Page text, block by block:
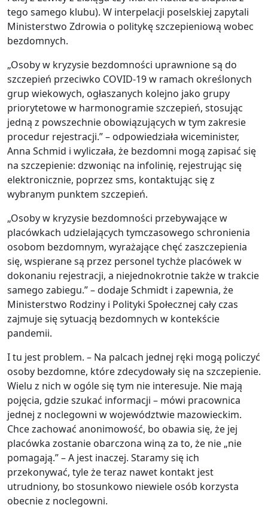
tego samego klubu). W interpelacji poselskiej zapytali
Ministerstwo Zdrowia o politykę szczepieniową wobec
bezdomnych.
„Osoby w kryzysie bezdomności uprawnione są do
szczepień przeciwko COVID-19 w ramach określonych
grup wiekowych, ogłaszanych kolejno jako grupy
priorytetowe w harmonogramie szczepień, stosując
jedną z powszechnie obowiązujących w tym zakresie
procedur rejestracji.” – odpowiedziała wiceminister,
Anna Schmid i wyliczała, że bezdomni mogą zapisać się
na szczepienie: dzwoniąc na infolinię, rejestrując się
elektronicznie, poprzez sms, kontaktując się z
wybranym punktem szczepień.
„Osoby w kryzysie bezdomności przebywające w
placówkach udzielających tymczasowego schronienia
osobom bezdomnym, wyrażające chęć zaszczepienia
się, wspierane są przez personel tychże placówek w
dokonaniu rejestracji, a niejednokrotnie także w trakcie
samego zabiegu.” – dodaje Schmidt i zapewnia, że
Ministerstwo Rodziny i Polityki Społecznej cały czas
zajmuje się sytuacją bezdomnych w kontekście
pandemii.
I tu jest problem. – Na palcach jednej ręki mogą policzyć
osoby bezdomne, które zdecydowały się na szczepienie.
Wielu z nich w ogóle się tym nie interesuje. Nie mają
pojęcia, gdzie szukać informacji – mówi pracownica
jednej z noclegowni w województwie mazowieckim.
Chce zachować anonimowość, bo obawia się, że jej
placówka zostanie obarczona winą za to, że nie „nie
pomagają.” – A jest inaczej. Staramy się ich
przekonywać, tyle że teraz nawet kontakt jest
utrudniony, bo stosunkowo niewiele osób korzysta
obecnie z noclegowni.